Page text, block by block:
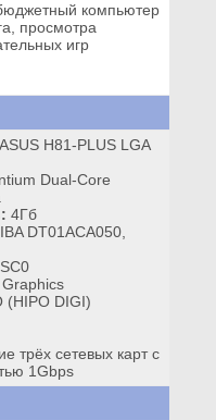
компьютер
просмотра
игр
ASUS H81-PLUS LGA
Dual-Core
4Гб
DT01ACA050,
(HIPO DIGI)
трёх сетевых карт с
1Gbps